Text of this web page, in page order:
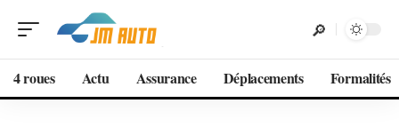
4 roues Actu Assurance Déplacements Formalités